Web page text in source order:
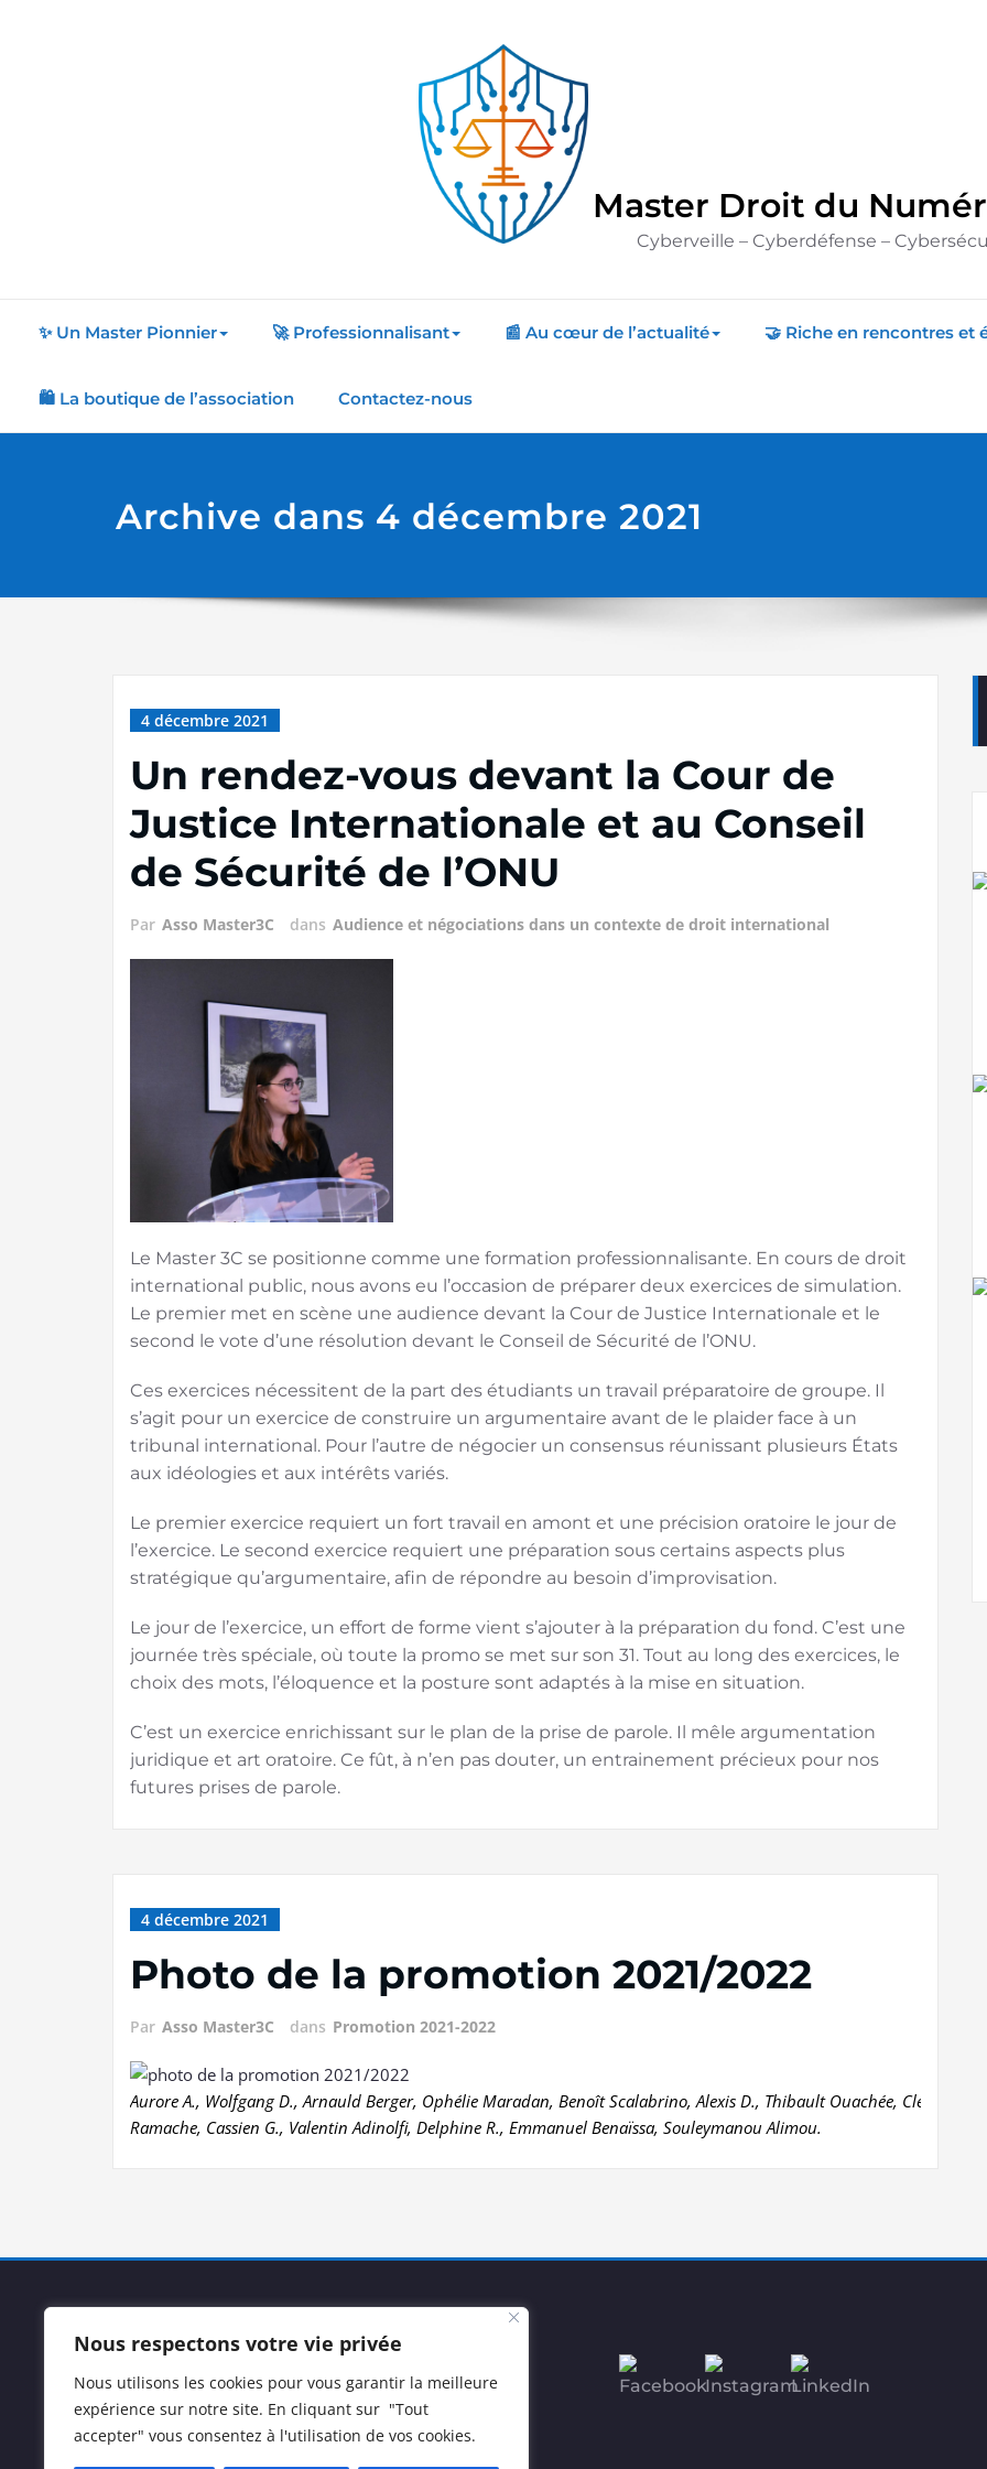
Nous respectons votre vie privée
Nous utilisons les cookies pour vous garantir la meilleure
expérience sur notre site. En cliquant sur "Tout
accepter" vous consentez à l'utilisation de vos cookies.
Master Droit du
Cyberveille – Cyberdéfense –
✨ Un Master Pionnier 🚀 Professionnalisant 📰 Au cœur de l’actualité 🤝 Riche en rencontres et
🛍️ La boutique de l’association Contactez-nous
Archive dans 4 décembre 2021
4 décembre 2021
Un rendez-vous devant la Cour de
Justice Internationale et au Conseil
de Sécurité de l’ONU
Par Asso Master3C dans Audience et négociations dans un contexte de droit international
Le Master 3C se positionne comme une formation professionnalisante. En cours de droit
international public, nous avons eu l’occasion de préparer deux exercices de simulation.
Le premier met en scène une audience devant la Cour de Justice Internationale et le
second le vote d’une résolution devant le Conseil de Sécurité de l’ONU.
Ces exercices nécessitent de la part des étudiants un travail préparatoire de groupe. Il
s’agit pour un exercice de construire un argumentaire avant de le plaider face à un
tribunal international. Pour l’autre de négocier un consensus réunissant plusieurs États
aux idéologies et aux intérêts variés.
Le premier exercice requiert un fort travail en amont et une précision oratoire le jour de
l’exercice. Le second exercice requiert une préparation sous certains aspects plus
stratégique qu’argumentaire, afin de répondre au besoin d’improvisation.
Le jour de l’exercice, un effort de forme vient s’ajouter à la préparation du fond. C’est une
journée très spéciale, où toute la promo se met sur son 31. Tout au long des exercices, le
choix des mots, l’éloquence et la posture sont adaptés à la mise en situation.
C’est un exercice enrichissant sur le plan de la prise de parole. Il mêle argumentation
juridique et art oratoire. Ce fût, à n’en pas douter, un entrainement précieux pour nos
futures prises de parole.
4 décembre 2021
Photo de la promotion 2021/2022
Par Asso Master3C dans Promotion 2021-2022
Aurore A., Wolfgang D., Arnauld Berger, Ophélie Maradan, Benoît Scalabrino, Alexis D., Thibault Ouachée, Clément F.,
Ramache, Cassien G., Valentin Adinolfi, Delphine R., Emmanuel Benaïssa, Souleymanou Alimou.